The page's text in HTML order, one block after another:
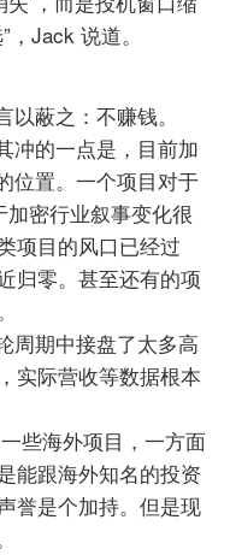
Jack 说道。
蔽之：不赚钱。
冲的一点是，目前加
位置。一个项目对于
密行业叙事变化很
项目的风口已经过
归零。甚至还有的项
周期中接盘了太多高
实际营收等数据根本
些海外项目，一方面
能跟海外知名的投资
誉是个加持。但是现